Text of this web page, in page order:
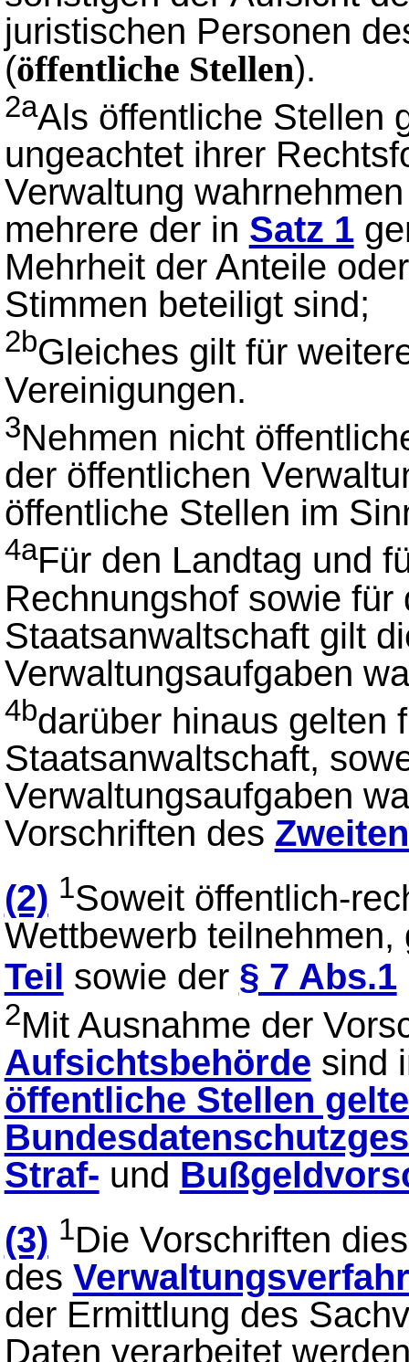
juristischen Personen
(öffentliche Stellen).
2aAls öffentliche Stellen
ungeachtet ihrer
Verwaltung
mehrere der in Satz 1
Mehrheit der Anteile
Stimmen beteiligt sind;
2bGleiches gilt für
Vereinigungen.
3Nehmen nicht
der öffentlichen
öffentliche Stellen im
4aFür den Landtag und
Rechnungshof sowie
Staatsanwaltschaft gilt
Verwaltungsaufgaben
4bdarüber hinaus gelten
Staatsanwaltschaft,
Verwaltungsaufgaben
Vorschriften des
(2) 1Soweit öffentlich-
Wettbewerb
Teil sowie der § 7 Abs.1
2Mit Ausnahme der
Aufsichtsbehörde sind
öffentliche Stellen
Straf- und
(3) 1Die Vorschriften
des
der Ermittlung des
Daten verarbeitet